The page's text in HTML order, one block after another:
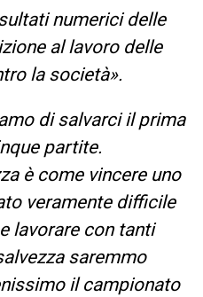
numerici delle
al lavoro delle
la società».
di salvarci il prima
partite.
è come vincere uno
veramente difficile
lavorare con tanti
saremmo
il campionato